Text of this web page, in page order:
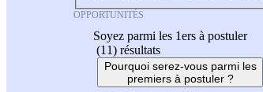
OPPORTUNITÉS
Soyez parmi les 1ers à postuler
(11) résultats
Pourquoi serez-vous parmi les
premiers à postuler ?